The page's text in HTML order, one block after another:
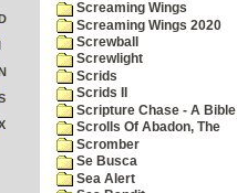
Screaming Wings
Screaming Wings 2020
Screwball
Screwlight
Scrids
Scrids II
Scripture Chase - A Bible
Scrolls Of Abadon, The
Scromber
Se Busca
Sea Alert